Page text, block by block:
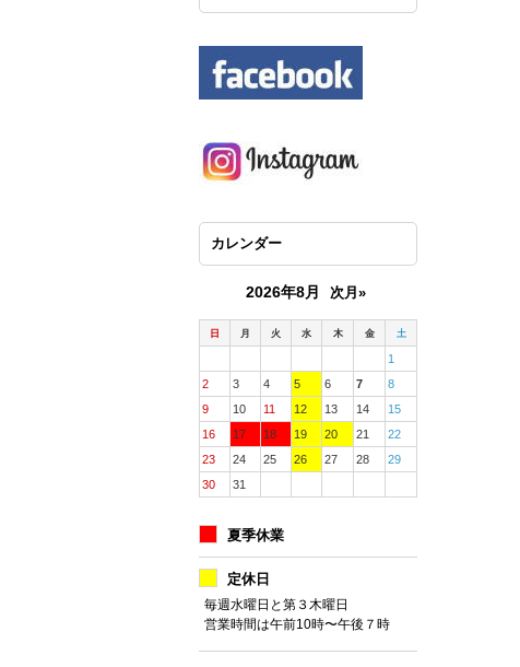
カレンダー
2026年8月 次月»
日 月 火 水 木 金 土
1
2
3 4 5 6 7
8
9
10 11 12 13 14
15
16
17 18 19 20 21
22
23
24 25 26 27 28
29
30
31
夏季休業
定休日
毎週水曜日と第３木曜日
営業時間は午前10時〜午後７時